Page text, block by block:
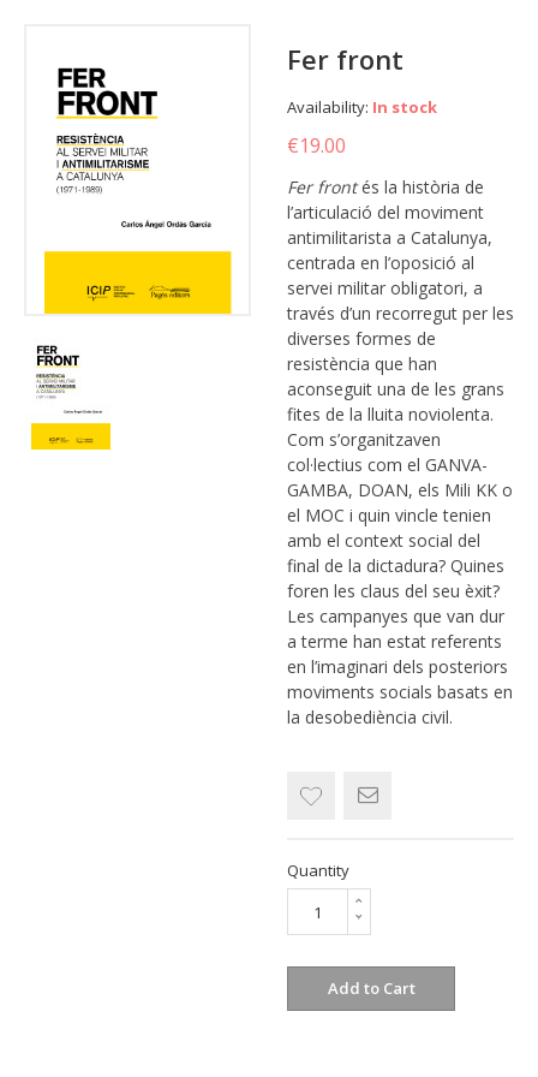
Fer front
Availability: In stock
€19.00
Fer frontés la història de
l’articulació del moviment
antimilitarista a Catalunya,
centrada en l’oposició al
servei militar obligatori, a
través d’un recorregut per les
diverses formes de
resistència que han
aconseguit una de les grans
fites de la lluita noviolenta.
Com s’organitzaven
col·lectius com el GANVA-
GAMBA, DOAN, els Mili KK o
el MOC i quin vincle tenien
amb el context social del
final de la dictadura? Quines
foren les claus del seu èxit?
Les campanyes que van dur
a terme han estat referents
en l’imaginari dels posteriors
moviments socials basats en
la desobediència civil.
Quantity
Add to Cart